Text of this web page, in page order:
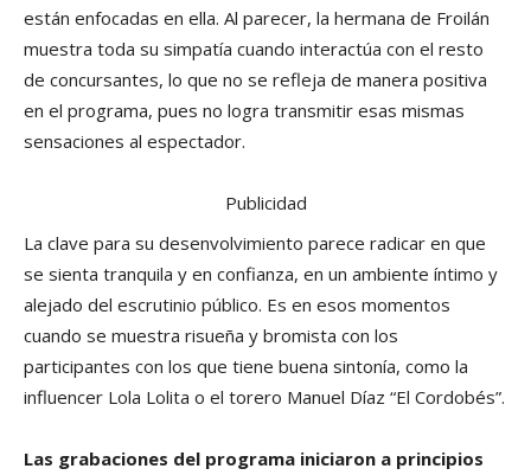
están enfocadas en ella. Al parecer, la hermana de Froilán
muestra toda su simpatía cuando interactúa con el resto
de concursantes, lo que no se refleja de manera positiva
en el programa, pues no logra transmitir esas mismas
sensaciones al espectador.
Publicidad
La clave para su desenvolvimiento parece radicar en que
se sienta tranquila y en confianza, en un ambiente íntimo y
alejado del escrutinio público. Es en esos momentos
cuando se muestra risueña y bromista con los
participantes con los que tiene buena sintonía, como la
influencer Lola Lolita o el torero Manuel Díaz “El Cordobés”.
Las grabaciones del programa iniciaron a principios